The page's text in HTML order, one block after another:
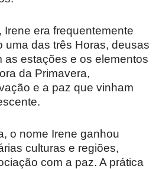
Irene era frequentemente
uma das três Horas, deusas
as estações e os elementos
da Primavera,
e a paz que vinham
o nome Irene ganhou
culturas e regiões,
com a paz. A prática